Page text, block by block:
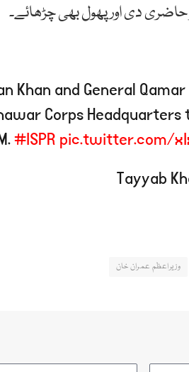
حاضری دی اور پھول بھی چڑھائے۔
Khan and General
Corps
#ISPR pic.twitter.com/
وزیراعظم عمران خان